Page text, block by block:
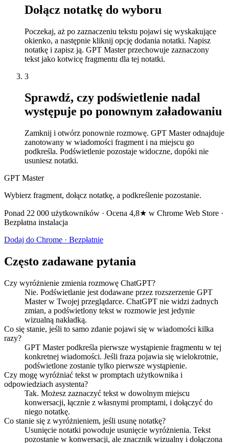
Dołącz notatkę do wyboru
Poczekaj, aż po zaznaczeniu tekstu pojawi się wyskakujące
okienko, a następnie kliknij opcję dodania notatki. Napisz
notatkę i zapisz ją. GPT Master przechowuje zaznaczony
tekst jako kotwicę fragmentu dla tej notatki.
3
Sprawdź, czy podświetlenie nadal
występuje po ponownym załadowaniu
Zamknij i otwórz ponownie rozmowę. GPT Master odnajduje
zanotowany w wiadomości fragment i na miejscu go
podkreśla. Podświetlenie pozostaje widoczne, dopóki nie
usuniesz notatki.
GPT Master
Wybierz fragment, dołącz notatkę, a podkreślenie pozostanie.
Ponad 22 000 użytkowników · Ocena 4,8★ w Chrome Web Store ·
Bezpłatna instalacja
Dodaj do Chrome · Bezpłatnie
Często zadawane pytania
Czy wyróżnienie zmienia rozmowę ChatGPT?
Nie. Podświetlanie jest dodawane przez rozszerzenie GPT
Master w Twojej przeglądarce. ChatGPT nie widzi żadnych
zmian, a podświetlony tekst w rozmowie jest jedynie
wizualną nakładką.
Co się stanie, jeśli to samo zdanie pojawi się w wiadomości kilka
razy?
GPT Master podkreśla pierwsze wystąpienie fragmentu w tej
konkretnej wiadomości. Jeśli fraza pojawia się wielokrotnie,
podświetlone zostanie tylko pierwsze wystąpienie.
Czy mogę wyróżniać tekst w promptach użytkownika i
odpowiedziach asystenta?
Tak. Możesz zaznaczyć tekst w dowolnym miejscu
konwersacji, łącznie z własnymi promptami, i dołączyć do
niego notatkę.
Co stanie się z wyróżnieniem, jeśli usunę notatkę?
Usunięcie notatki powoduje usunięcie wyróżnienia. Tekst
pozostanie w konwersacji, ale znacznik wizualny i dołączona